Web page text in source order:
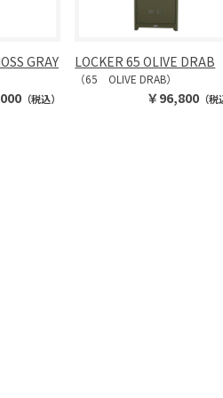
GRAY
（税込）
LOCKER 65 OLIVE DRAB
（65 OLIVE DRAB）
￥96,800（税